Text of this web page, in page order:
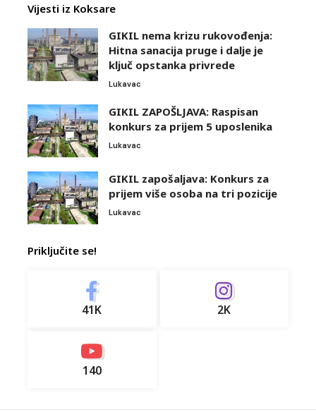
Vijesti iz Koksare
GIKIL nema krizu rukovođenja:
Hitna sanacija pruge i dalje je
ključ opstanka privrede
Lukavac
GIKIL ZAPOŠLJAVA: Raspisan
konkurs za prijem 5 uposlenika
Lukavac
GIKIL zapošaljava: Konkurs za
prijem više osoba na tri pozicije
Lukavac
Priključite se!
41K 2K
140